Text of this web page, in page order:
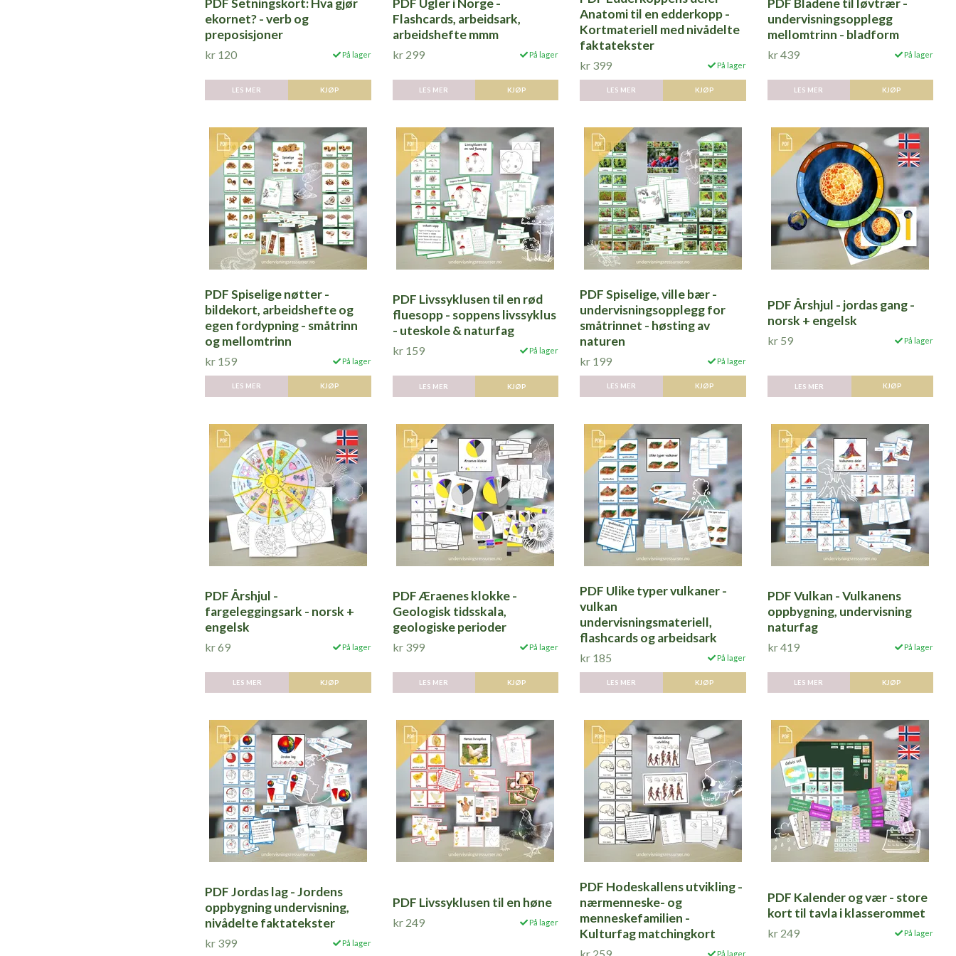
PDF Setningskort: Hva gjør
ekornet? - verb og
preposisjoner
kr 120 På lager
LES MER KJØP
PDF Ugler i Norge -
Flashcards, arbeidsark,
arbeidshefte mmm
kr 299 På lager
LES MER KJØP
Anatomi til en edderkopp -
Kortmateriell med nivådelte
faktatekster
kr 399 På lager
LES MER KJØP
PDF Bladene til løvtrær -
undervisningsopplegg
mellomtrinn - bladform
kr 439 På lager
LES MER KJØP
PDF Spiselige nøtter -
bildekort, arbeidshefte og
egen fordypning - småtrinn
og mellomtrinn
kr 159 På lager
LES MER KJØP
PDF Livssyklusen til en rød
fluesopp - soppens livssyklus
- uteskole & naturfag
kr 159 På lager
LES MER KJØP
PDF Spiselige, ville bær -
undervisningsopplegg for
småtrinnet - høsting av
naturen
kr 199 På lager
LES MER KJØP
PDF Årshjul - jordas gang -
norsk + engelsk
kr 59 På lager
LES MER
PDF Årshjul -
fargeleggingsark - norsk +
engelsk
kr 69 På lager
LES MER
PDF Æraenes klokke -
Geologisk tidsskala,
geologiske perioder
kr 399 På lager
LES MER KJØP
PDF Ulike typer vulkaner -
vulkan
undervisningsmateriell,
flashcards og arbeidsark
kr 185 På lager
LES MER KJØP
PDF Vulkan - Vulkanens
oppbygning, undervisning
naturfag
kr 419 På lager
LES MER KJØP
PDF Jordas lag - Jordens
oppbygning undervisning,
nivådelte faktatekster
kr 399 På lager
PDF Livssyklusen til en høne
kr 249 På lager
PDF Hodeskallens utvikling -
nærmenneske- og
menneskefamilien -
Kulturfag matchingkort
På lager
PDF Kalender og vær - store
kort til tavla i klasserommet
kr 249 På lager